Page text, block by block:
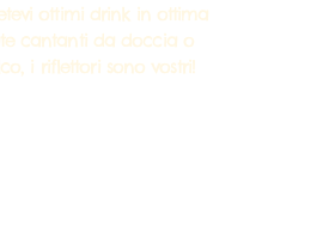
ottimi drink in ottima
cantanti da doccia o
i riflettori sono vostri!